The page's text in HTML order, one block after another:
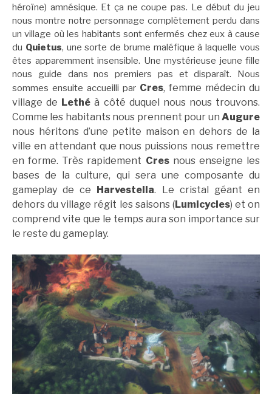
héroïne) amnésique. Et ça ne coupe pas. Le début du jeu
nous montre notre personnage complètement perdu dans
un village où les habitants sont enfermés chez eux à cause
du Quietus, une sorte de brume maléfique à laquelle vous
êtes apparemment insensible. Une mystérieuse jeune fille
nous guide dans nos premiers pas et disparaît. Nous
sommes ensuite accueilli par Cres, femme médecin du
village de Lethé à côté duquel nous nous trouvons.
Comme les habitants nous prennent pour un Augure
nous héritons d’une petite maison en dehors de la
ville en attendant que nous puissions nous remettre
en forme. Très rapidement Cresnous enseigne les
bases de la culture, qui sera une composante du
gameplay de ce Harvestella. Le cristal géant en
dehors du village régit les saisons (Lumicycles) et on
comprend vite que le temps aura son importance sur
le reste du gameplay.